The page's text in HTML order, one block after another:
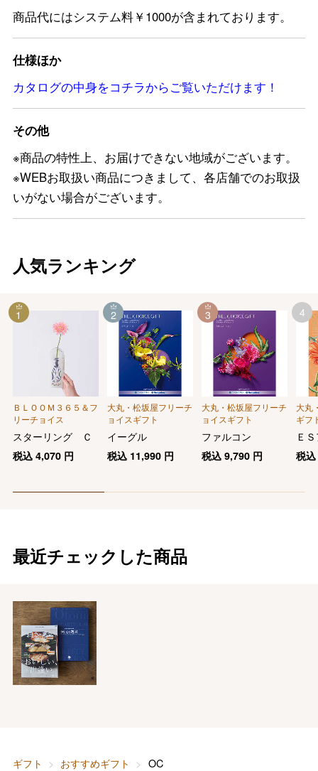
商品代にはシステム料￥1000が含まれております。
仕様ほか
カタログの中身をコチラからご覧いただけます！
その他
※商品の特性上、お届けできない地域がございます。
※WEBお取扱い商品につきまして、各店舗でのお取扱
いがない場合がございます。
人気ランキング
ＢＬＯＯＭ３６５＆フ
リーチョイス
スターリング Ｃ
税込 4,070円
1
大丸・松坂屋フリーチ
ョイスギフト
イーグル
税込 11,990 円
2
大丸・松坂屋フリーチ
ョイスギフト
ファルコン
税込9,790 円
3
大丸
ギフ
慶事
Ｅ
税
4
最近チェックした商品
ギフト おすすめギフト
OC